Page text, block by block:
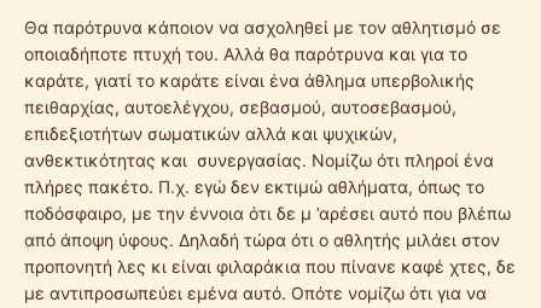
Θα παρότρυνα κάποιον να ασχοληθεί με τον αθλητισμό σε
οποιαδήποτε πτυχή του. Αλλά θα παρότρυνα και για το
καράτε, γιατί το καράτε είναι ένα άθλημα υπερβολικής
πειθαρχίας, αυτοελέγχου, σεβασμού, αυτοσεβασμού,
επιδεξιοτήτων σωματικών αλλά και ψυχικών,
ανθεκτικότητας και συνεργασίας. Νομίζω ότι πληροί ένα
πλήρες πακέτο. Π.χ. εγώ δεν εκτιμώ αθλήματα, όπως το
ποδόσφαιρο, με την έννοια ότι δε μ ’αρέσει αυτό που βλέπω
από άποψη ύφους. Δηλαδή τώρα ότι ο αθλητής μιλάει στον
προπονητή λες κι είναι φιλαράκια που πίνανε καφέ χτες, δε
με αντιπροσωπεύει εμένα αυτό. Οπότε νομίζω ότι για να